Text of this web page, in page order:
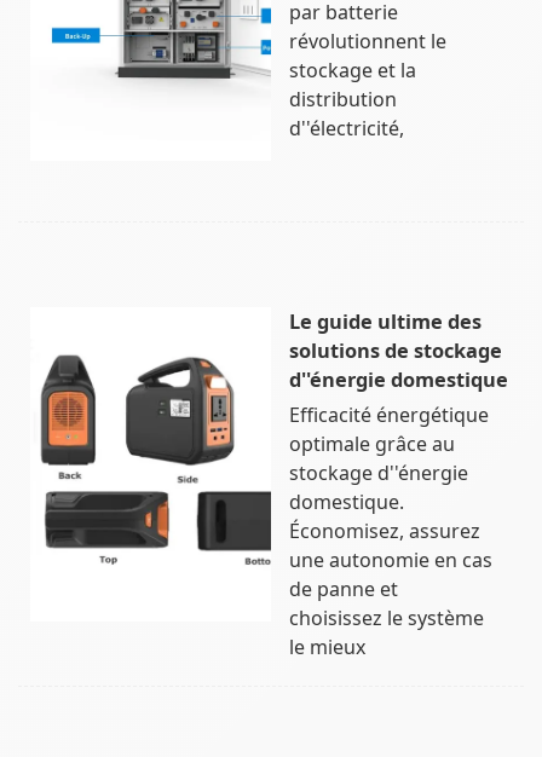
par batterie
révolutionnent le
stockage et la
distribution
d''électricité,
Le guide ultime des
solutions de stockage
d''énergie domestique
Efficacité énergétique
optimale grâce au
stockage d''énergie
domestique.
Économisez, assurez
une autonomie en cas
de panne et
choisissez le système
le mieux